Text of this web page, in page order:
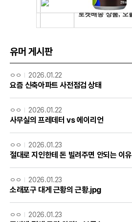
유머 게시판
ㅇㅇ 2026.01.22
요즘 신축아파트 사전점검 상태
ㅇㅇ 2026.01.22
사무실의 프레데터 vs 에이리언
ㅇㅇ 2026.01.23
절대로 지인한테 돈 빌려주면 안되는 이유
ㅇㅇ 2026.01.23
소래포구 대게 근황의 근황.jpg
ㅇㅇ 2026.01.23